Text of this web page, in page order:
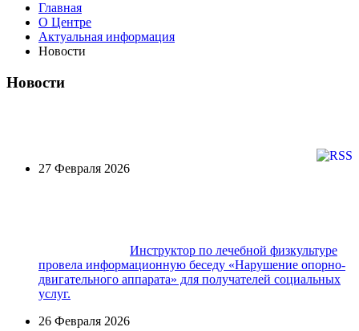
Главная
О Центре
Актуальная информация
Новости
Новости
27 Февраля 2026
Инструктор по лечебной физкультуре
провела информационную беседу «Нарушение опорно-
двигательного аппарата» для получателей социальных
услуг.
26 Февраля 2026